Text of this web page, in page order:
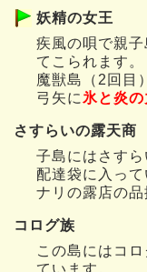
妖精の女王
疾風の唄で親
てこられます。
魔獣島（2回目
弓矢に 氷と炎の
さすらいの露天商
子島にはさすら
配達袋に入って
ナリの露店の品
コログ族
この島にはコロ
ています。